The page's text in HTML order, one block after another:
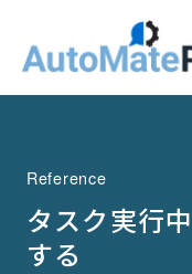
Reference
タスク実行
する